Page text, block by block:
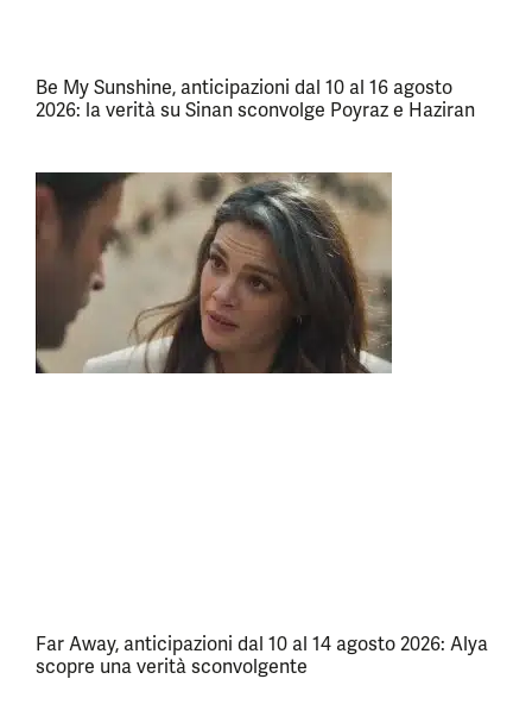
Be My Sunshine, anticipazioni dal 10 al 16 agosto
2026: la verità su Sinan sconvolge Poyraz e Haziran
Far Away, anticipazioni dal 10 al 14 agosto 2026: Alya
scopre una verità sconvolgente